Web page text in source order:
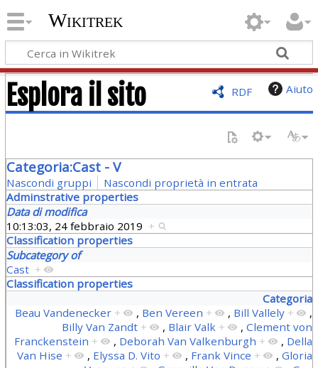
Wikitrek
RDF Aiuto
Esplora il sito
Categoria:Cast - V
Nascondi gruppi
Nascondi proprietà in entrata
Adminstrative properties
Data di modifica
10:13:03, 24 febbraio 2019 +
Classification properties
Subcategory of
Cast +
Classification properties
Categoria
Beau Vandenecker + , Ben Vereen + , Bill Vallely +
,
Billy Van Zandt + , Blair Valk + ,Clement von
Franckenstein + , Deborah Van Valkenburgh + , Della
Van Hise + , Elyssa D. Vito + , Frank Vince + ,Gloria